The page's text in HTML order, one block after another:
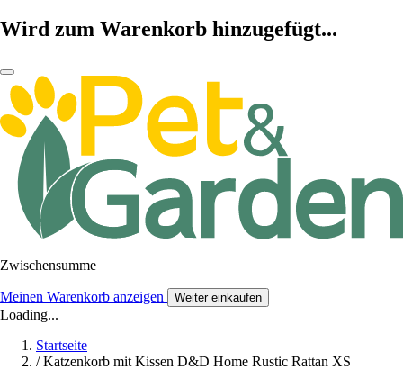
Wird zum Warenkorb hinzugefügt...
Zwischensumme
Meinen Warenkorb anzeigen Weiter einkaufen
Loading...
Startseite
/ Katzenkorb mit Kissen D&D Home Rustic Rattan XS